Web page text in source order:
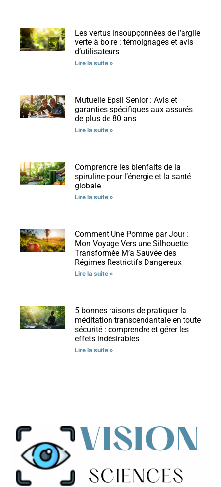
Les vertus insoupçonnées de l’argile
verte à boire : témoignages et avis
d’utilisateurs
Lire la suite »
Mutuelle Epsil Senior : Avis et
garanties spécifiques aux assurés
de plus de 80 ans
Lire la suite »
Comprendre les bienfaits de la
spiruline pour l’énergie et la santé
globale
Lire la suite »
Comment Une Pomme par Jour :
Mon Voyage Vers une Silhouette
Transformée M’a Sauvée des
Régimes Restrictifs Dangereux
Lire la suite »
5 bonnes raisons de pratiquer la
méditation transcendantale en toute
sécurité : comprendre et gérer les
effets indésirables
Lire la suite »